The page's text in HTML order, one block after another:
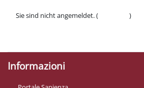
Sie sind nicht angemeldet. (
)
Informazioni